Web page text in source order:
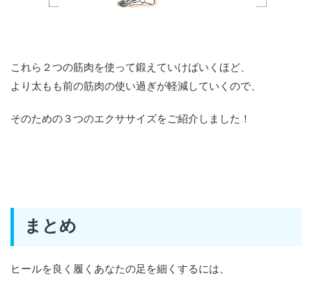
これら２つの筋肉を使って鍛えていけばいくほど、
より太もも前の筋肉の使い過ぎが軽減していくので、
そのための３つのエクササイズをご紹介しました！
まとめ
ヒールを良く履くあなたの足を細くするには、